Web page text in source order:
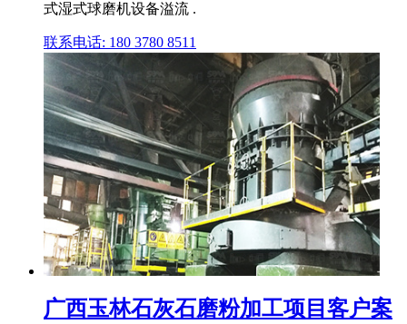
式湿式球磨机设备溢流 .
联系电话: 180 3780 8511
广西玉林石灰石磨粉加工项目客户案